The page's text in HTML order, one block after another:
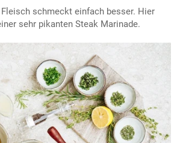
schmeckt einfach besser. Hier
sehr pikanten Steak Marinade.